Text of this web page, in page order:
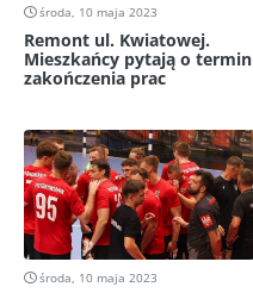
środa, 10 maja 2023
Remont ul. Kwiatowej.
Mieszkańcy pytają o termin
zakończenia prac
środa, 10 maja 2023